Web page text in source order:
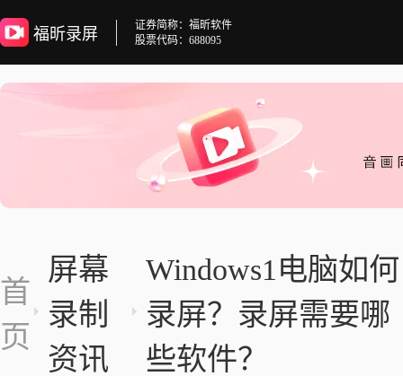
福昕录屏
证券简称：福昕软件
股票代码：688095
首
页
屏幕
录制
资讯
Windows1电脑如何
录屏？录屏需要哪
些软件？